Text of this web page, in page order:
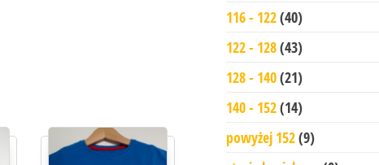
116 - 122(40)
122 - 128(43)
128 - 140(21)
140 - 152(14)
powyżej 152(9)